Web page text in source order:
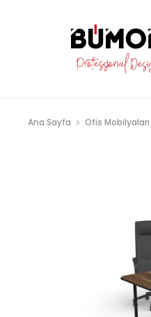
Ana Sayfa Ofis Mobilyaları